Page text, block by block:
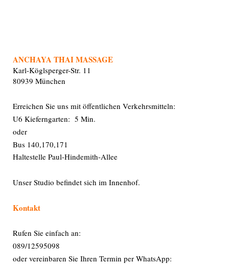
ANCHAYA THAI MASSAGE
Karl-Köglsperger-Str. 11
80939 München
Erreich en Sie uns mit öffentlichen Verkehrsmitteln:
U6 Kieferngarten: 5 Min.
oder
Bus 140,170,171
Haltestelle Paul-Hindemith-Allee
Unser Studio befindet sich im Innenhof.
Kontakt
Rufen Sie einfach an:
089/12595098
oder vereinbaren Sie Ihren Termin per WhatsApp: